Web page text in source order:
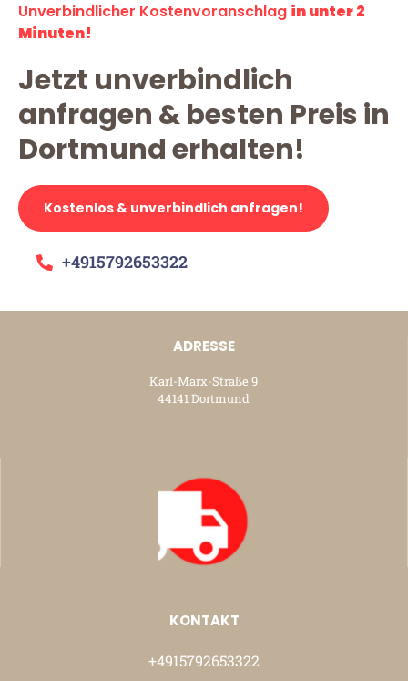
Unverbindlicher Kostenvoranschlag in unter 2
Minuten!
Jetzt unverbindlich
anfragen & besten Preis in
Dortmund erhalten!
Kostenlos & unverbindlich anfragen!
+4915792653322
ADRESSE
Karl-Marx-Straße 9
44141 Dortmund
KONTAKT
+4915792653322